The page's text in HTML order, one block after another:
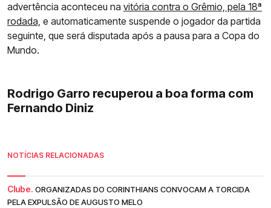
advertência aconteceu na vitória contra o Grêmio, pela 18ª
rodada, e automaticamente suspende o jogador da partida
seguinte, que será disputada após a pausa para a Copa do
Mundo.
Rodrigo Garro recuperou a boa forma com
Fernando Diniz
NOTÍCIAS RELACIONADAS
Clube. ORGANIZADAS DO CORINTHIANS CONVOCAM A TORCIDA
PELA EXPULSÃO DE AUGUSTO MELO